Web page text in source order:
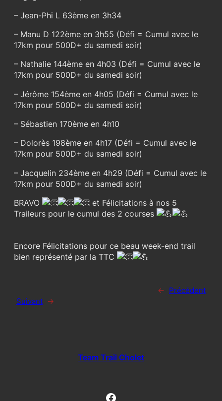
– Jean-Phi L 63ème en 3h34
– Manu D 122ème en 3h55 (Défi = Cumul avec le
17km pour 500D+ du samedi soir)
– Nathalie 144ème en 4h03 (Défi = Cumul avec le
17km pour 500D+ du samedi soir)
– Jérôme 154ème en 4h05 (Défi = Cumul avec le
17km pour 500D+ du samedi soir)
– Sébastien 170ème en 4h10
– Dolorès 198ème en 4h17 (Défi = Cumul avec le
17km pour 500D+ du samedi soir)
– Jacquelin 234ème en 4h29 (Défi = Cumul avec le
17km pour 500D+ du samedi soir)
BRAVO
et Félicitations à nos 5
Traileurs pour le cumul des 2 courses
Encore Félicitations pour ce beau week-end trail
bien représenté par la TTC
← Précédent
Suivant →
Team Trail Cholet
Facebook